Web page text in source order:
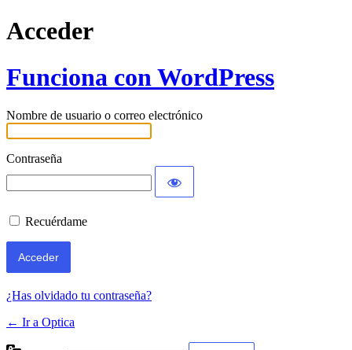
Acceder
Funciona con WordPress
Nombre de usuario o correo electrónico
Contraseña
Recuérdame
¿Has olvidado tu contraseña?
← Ir a Optica